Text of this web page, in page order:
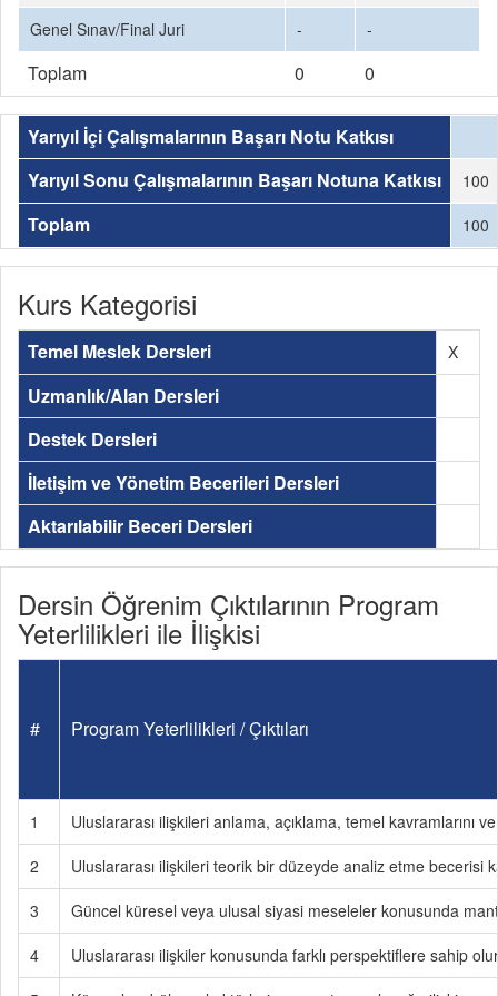
Genel Sınav/Final Juri
- -
Toplam 0 0
Yarıyıl İçi Çalışmalarının Başarı Notu Katkısı
Yarıyıl Sonu Çalışmalarının Başarı Notuna Katkısı
100
Toplam 100
Kurs Kategorisi
Temel Meslek Dersleri X
Uzmanlık/Alan Dersleri
Destek Dersleri
İletişim ve Yönetim Becerileri Dersleri
Aktarılabilir Beceri Dersleri
Dersin Öğrenim Çıktılarının Program
Yeterlilikleri ile İlişkisi
# Program Yeterlilikleri / Çıktıları
1
Uluslararası ilişkileri anlama, açıklama, temel kavramlarını
2
Uluslararası ilişkileri teorik bir düzeyde analiz etme becerisi
3
Güncel küresel veya ulusal siyasi meseleler konusunda
4
Uluslararası ilişkiler konusunda farklı perspektiflere sahip olur